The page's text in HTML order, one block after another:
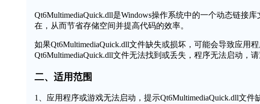
Qt6MultimediaQuick.dll是Windows操作系统中的一个动态链接
在，从而节省存储空间并提高代码的效率。
如果Qt6MultimediaQuick.dll文件缺失或损坏，可能会导致应用
Qt6MultimediaQuick.dll文件无法找到或丢失，程序无法启动，请
二、适用范围
1、应用程序或游戏无法启动，提示Qt6MultimediaQuick.dll文件